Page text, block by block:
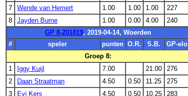
7
Wende van Hemert 1.00 1.00 1.00
227
8
Jayden Burne 1.00 0.00 4.00
240
GP 8-201819, 2019-04-14, Woerden
#
speler punten O.R. S.B.
GP-elo
Groep 8:
1
Iggy Kuijl 7.00 21.00
276
2
Daan Straatman 4.50 0.50 11.25
275
3
Evi Kers 4.50 0.50 10.25
283